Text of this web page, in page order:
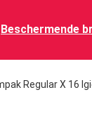
Beschermende
Regular X 16